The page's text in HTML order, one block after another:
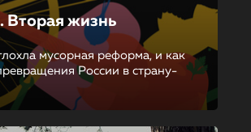
Вторая жизнь
мусорная реформа, и как
России в страну-